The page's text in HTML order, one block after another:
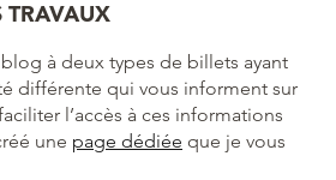
TRAVAUX
blog à deux types de billets ayant
différente qui vous informent sur
l’accès à ces informations
une page dédiée que je vous